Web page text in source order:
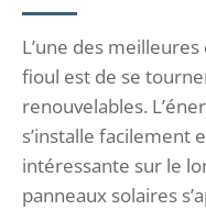
L’une des
fioul est de se
renouvelables.
s’installe facilement
intéressante sur le
panneaux solaires